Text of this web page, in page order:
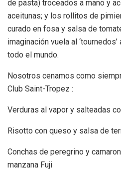
de pasta) troceados a mano y
aceitunas; y los rollitos de
curado en fosa y salsa de
imaginación vuela al
todo el mundo.
Nosotros cenamos como
Club Saint-Tropez :
Verduras al vapor y salteadas
Risotto con queso y salsa de
Conchas de peregrino y
manzana Fuji